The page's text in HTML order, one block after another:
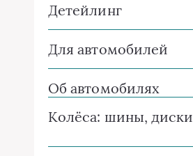
Детейлинг
Для автомобилей
Об автомобилях
Колёса: шины, диски